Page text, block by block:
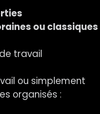
ou classiques
travail
ou simplement
organisés :